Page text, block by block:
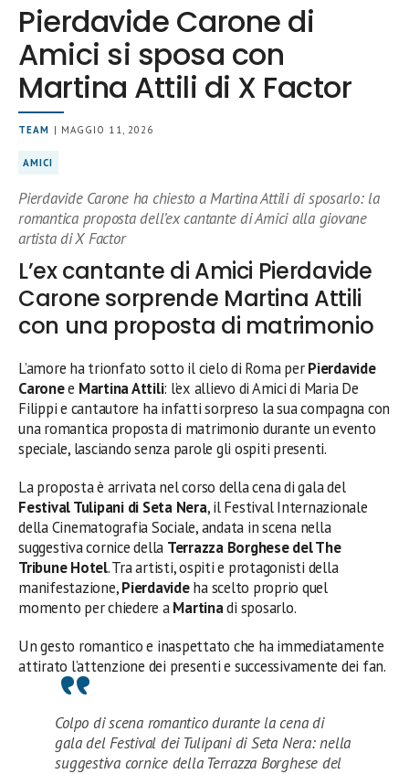
Pierdavide Carone di
Amici si sposa con
Martina Attili di X Factor
TEAM | MAGGIO 11, 2026
AMICI
Pierdavide Carone ha chiesto a Martina Attili di sposarlo: la
romantica proposta dell’ex cantante di Amici alla giovane
artista di X Factor
L’ex cantante di Amici Pierdavide
Carone sorprende Martina Attili
con una proposta di matrimonio
L’amore ha trionfato sotto il cielo di Roma perPierdavide
Caronee Martina Attili: l’ex allievo di Amici di Maria De
Filippi e cantautore ha infatti sorpreso la sua compagna con
una romantica proposta di matrimonio durante un evento
speciale, lasciando senza parole gli ospiti presenti.
La proposta è arrivata nel corso della cena di gala del
Festival Tulipani di Seta Nera, il Festival Internazionale
della Cinematografia Sociale, andata in scena nella
suggestiva cornice della Terrazza Borghese del The
Tribune Hotel. Tra artisti, ospiti e protagonisti della
manifestazione,Pierdavideha scelto proprio quel
momento per chiedere aMartinadi sposarlo.
Un gesto romantico e inaspettato che ha immediatamente
attirato l’attenzione dei presenti e successivamente dei fan.
Colpo di scena romantico durante la cena di
gala del Festival dei Tulipani di Seta Nera: nella
suggestiva cornice della Terrazza Borghese del